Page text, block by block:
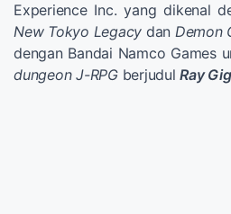
Experience Inc. yang dikenal
New Tokyo Legacy dan Demon
dengan Bandai Namco Games
dungeon J-RPGberjudulRay